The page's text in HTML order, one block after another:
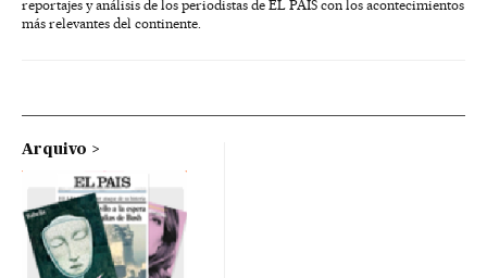
reportajes y análisis de los periodistas de EL PAÍS con los acontecimientos
más relevantes del continente.
Arquivo